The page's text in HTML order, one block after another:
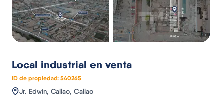
Local industrial en venta
ID de propiedad: 540265
Jr. Edwin, Callao, Callao